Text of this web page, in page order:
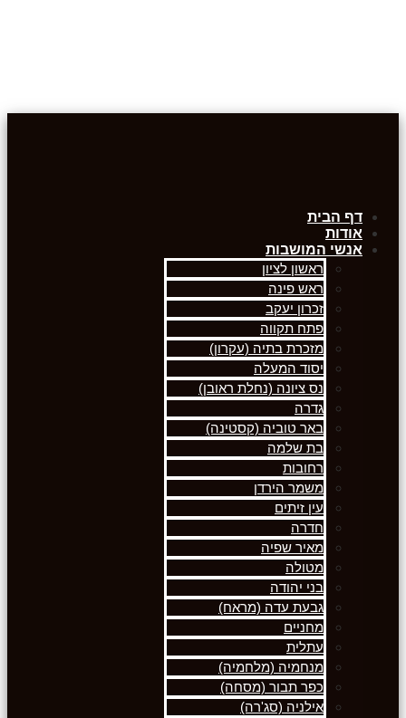
דף הבית
אודות
אנשי המושבות
ראשון לציון
ראש פינה
זכרון יעקב
פתח תקווה
מזכרת בתיה (עקרון)
יסוד המעלה
נס ציונה (נחלת ראובן)
גדרה
באר טוביה (קסטינה)
בת שלמה
רחובות
משמר הירדן
עין זיתים
חדרה
מאיר שפיה
מטולה
בני יהודה
גבעת עדה (מראח)
מחניים
עתלית
מנחמיה (מלחמיה)
כפר תבור (מסחה)
אילניה (סג'רה)